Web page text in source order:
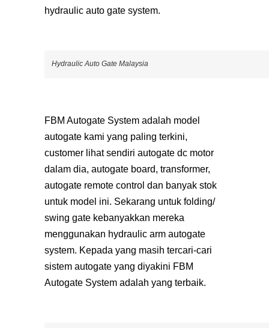
hydraulic auto gate system.
Hydraulic Auto Gate Malaysia
FBM Autogate System adalah model
autogate kami yang paling terkini,
customer lihat sendiri autogate dc motor
dalam dia, autogate board, transformer,
autogate remote control dan banyak stok
untuk model ini. Sekarang untuk folding/
swing gate kebanyakkan mereka
menggunakan hydraulic arm autogate
system. Kepada yang masih tercari-cari
sistem autogate yang diyakini FBM
Autogate System adalah yang terbaik.